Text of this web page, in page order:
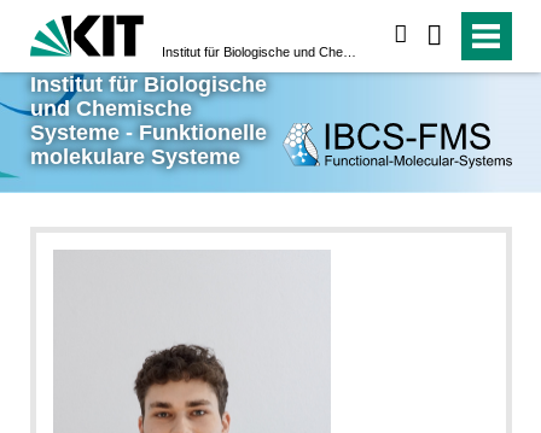
Institut für Biologische
und Chemische
Systeme - Funktionelle
molekulare Systeme